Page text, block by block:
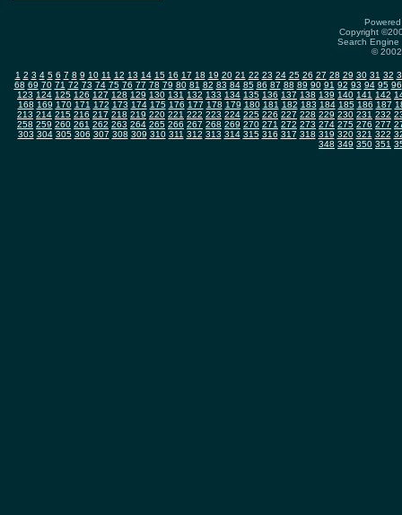
Copyright
Search
©
1 2 3 4 5 6 7 8 9 10 11 12 13 14 15 16 17 18 19 20 21 22 23 24 25 26 27 28 29 30 31 32
68 69 70 71 72 73 74 75 76 77 78 79 80 81 82 83 84 85 86 87 88 89 90 91 92 93 94 95 96
123 124 125 126 127 128 129 130 131 132 133 134 135 136 137 138 139 140 141 142
168 169 170 171 172 173 174 175 176 177 178 179 180 181 182 183 184 185 186 187
213 214 215 216 217 218 219 220 221 222 223 224 225 226 227 228 229 230 231 232
258 259 260 261 262 263 264 265 266 267 268 269 270 271 272 273 274 275 276 277
303 304 305 306 307 308 309 310 311 312 313 314 315 316 317 318 319 320 321 322
348 349 350 351